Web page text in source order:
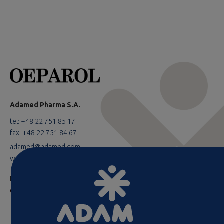
Adamed Pharma S.A.
tel: +48 22 751 85 17
fax: +48 22 751 84 67
adamed@adamed.com
www.adamed.com
Polityka Prywatności
Polityka cookies
OEP/08711/06/21